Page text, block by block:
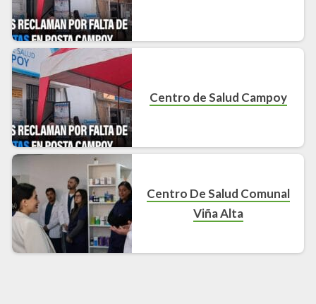
Centro de Salud Campoy
Centro De Salud Comunal
Viña Alta